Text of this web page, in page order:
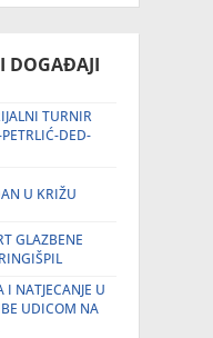
DOGAĐAJI
TURNIR
DED-
U KRIŽU
GLAZBENE
I NATJECANJE U
UDICOM NA